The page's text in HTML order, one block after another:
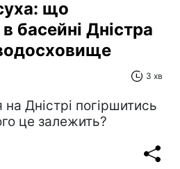
що
басейні Дністра
3 хв
Дністрі погіршитись
це залежить?